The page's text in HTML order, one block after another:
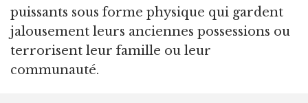
puissants sous forme physique qui gardent
jalousement leurs anciennes possessions ou
terrorisent leur famille ou leur
communauté.